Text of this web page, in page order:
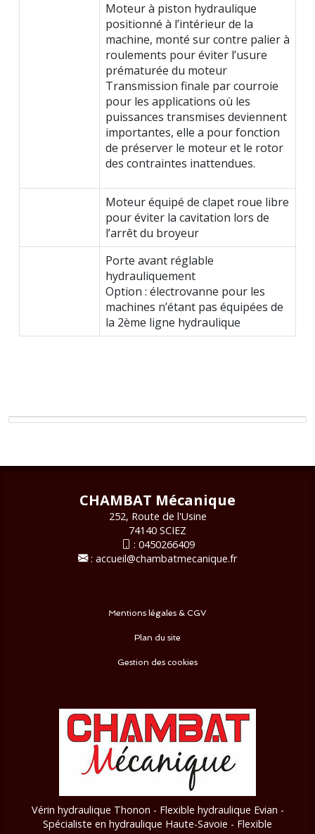
Moteur à piston hydraulique
positionné à l’intérieur de la
machine, monté sur contre palier à
roulements pour éviter l’usure
prématurée du moteur
Transmission finale par courroie
pour les applications où les
puissances transmises deviennent
importantes, elle a pour fonction
de préserver le moteur et le rotor
des contraintes inattendues.
Moteur équipé de clapet roue libre
pour éviter la cavitation lors de
l’arrêt du broyeur
Porte avant réglable
hydrauliquement
Option : électrovanne pour les
machines n’étant pas équipées de
la 2ème ligne hydraulique
CHAMBAT Mécanique
252, Route de l'Usine
74140 SCIEZ
: 0450266409
: accueil@chambatmecanique.fr
Mentions légales & CGV
Plan du site
Gestion des cookies
Vérin hydraulique Thonon - Flexible hydraulique Evian -
Spécialiste en hydraulique Haute-Savoie - Flexible